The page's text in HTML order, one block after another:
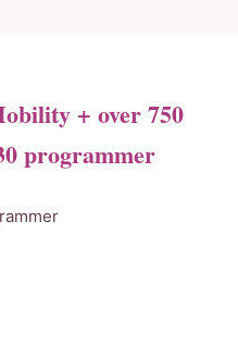
+ over 750
programmer